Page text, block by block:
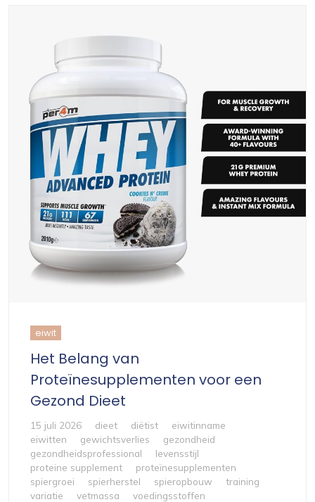
eiwit
Het Belang van
Proteïnesupplementen voor een
Gezond Dieet
15 juli 2026 dieet diëtist
eiwitinname
eiwitten
gewichtsverlies
gezondheid
gezondheidsprofessional
levensstijl
proteine supplement
proteïnesupplementen
spiergroei
spierherstel spieropbouw
training
variatie
vetmassa voedingsstoffen